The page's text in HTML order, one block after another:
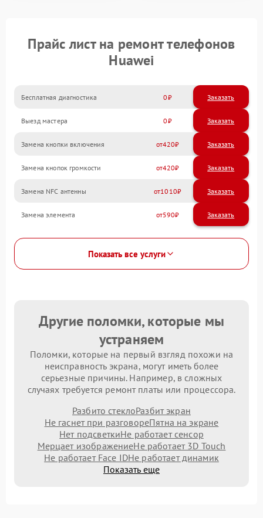
Прайс лист на ремонт телефонов
Huawei
Бесплатная диагностика 0 Заказать
Выезд мастера 0 Заказать
Замена кнопки включения 420
Замена кнопок громкости 420
Замена NFC антенны 1010
Замена элемента 590
Показать все услуги
Другие поломки, которые мы
устраняем
Поломки, которые на первый взгляд похожи на
неисправность экрана, могут иметь более
серьезные причины. Например, в сложных
случаях требуется ремонт платы или процессора.
Разбито стеклоРазбит экран
Не гаснет при разговореПятна на экране
Нет подсветкиНе работает сенсор
Мерцает изображениеНе работает 3D Touch
Не работает Face IDНе работает динамик
Показать еще